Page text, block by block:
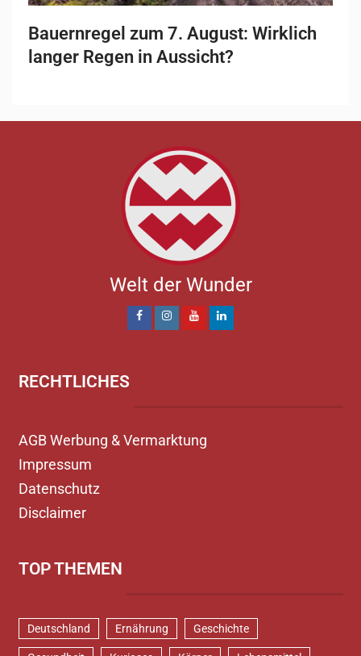
Bauernregel zum 7. August: Wirklich
langer Regen in Aussicht?
Welt der Wunder
RECHTLICHES
AGB Werbung & Vermarktung
Impressum
Datenschutz
Disclaimer
TOP THEMEN
Deutschland Ernährung Geschichte